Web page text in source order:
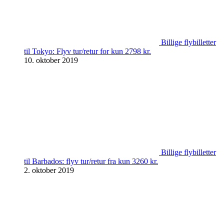
Billige flybilletter
til Tokyo: Flyv tur/retur for kun 2798 kr.
10. oktober 2019
Billige flybilletter
til Barbados: flyv tur/retur fra kun 3260 kr.
2. oktober 2019